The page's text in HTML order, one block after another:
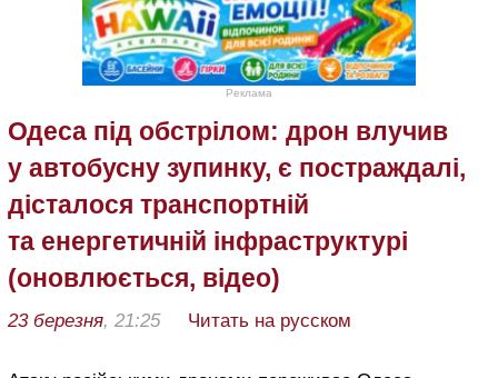
Реклама
Одеса під обстрілом: дрон влучив
у автобусну зупинку, є постраждалі,
дісталося транспортній
та енергетичній інфраструктурі
(оновлюється, відео)
23 березня, 21:25 Читать на русском